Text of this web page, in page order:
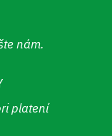
nám.
platení